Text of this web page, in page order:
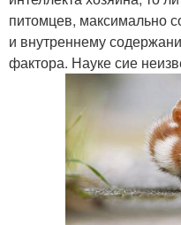
питомцев, максимально
и внутреннему
фактора. Науке сие